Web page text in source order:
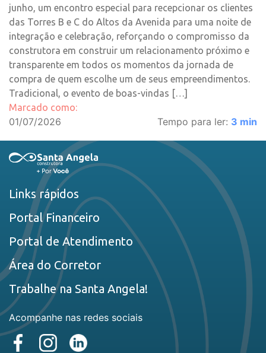
junho, um encontro especial para recepcionar os clientes
das Torres B e C do Altos da Avenida para uma noite de
integração e celebração, reforçando o compromisso da
construtora em construir um relacionamento próximo e
transparente em todos os momentos da jornada de
compra de quem escolhe um de seus empreendimentos.
Tradicional, o evento de boas-vindas […]
Marcado como:
01/07/2026 Tempo para ler: 3 min
Links rápidos
Portal Financeiro
Portal de Atendimento
Área do Corretor
Trabalhe na Santa Angela!
Acompanhe nas redes sociais